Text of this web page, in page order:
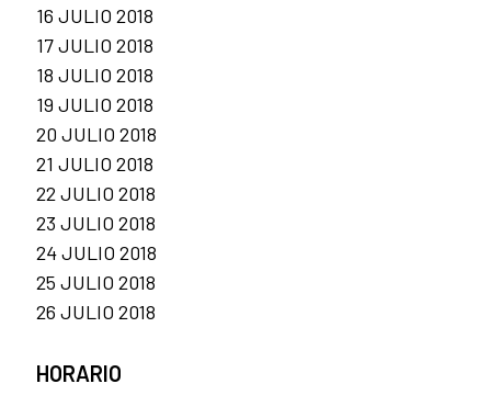
16 JULIO 2018
17 JULIO 2018
18 JULIO 2018
19 JULIO 2018
20 JULIO 2018
21 JULIO 2018
22 JULIO 2018
23 JULIO 2018
24 JULIO 2018
25 JULIO 2018
26 JULIO 2018
HORARIO